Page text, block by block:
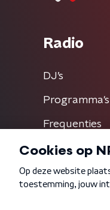
Radio
DJ’s
Programma's
Frequenties
Algemene